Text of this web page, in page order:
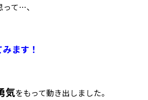
て…、
ます！
気をもって動き出しました。